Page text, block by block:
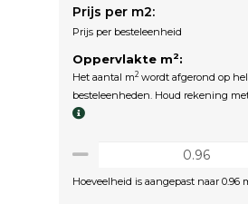
Prijs per m2:
Prijs per besteleenheid
Oppervlakte m2:
Het aantal m2 wordt afgerond op
besteleenheden. Houd rekening
Hoeveelheid is aangepast naar 0.96